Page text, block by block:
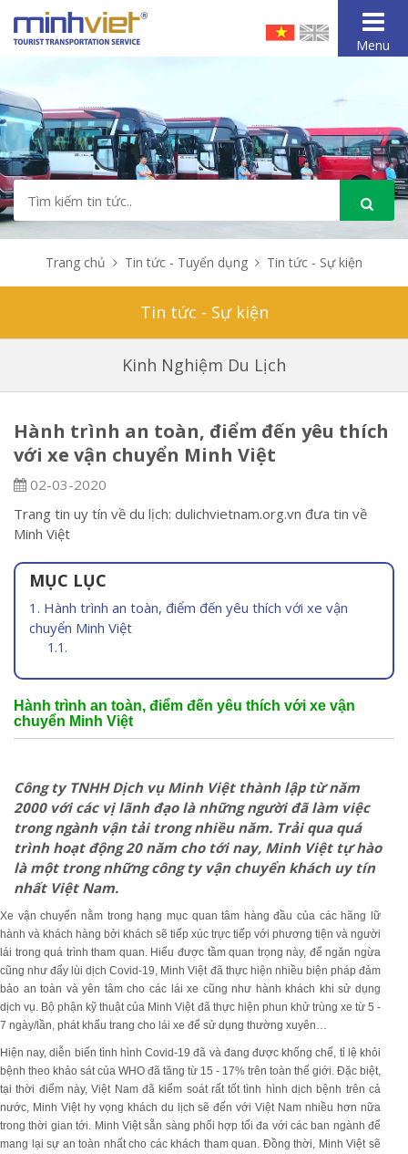
Menu
Trang chủ Tin tức - Tuyển dụng Tin tức - Sự kiện
Tin tức - Sự kiện
Kinh Nghiệm Du Lịch
Hành trình an toàn, điểm đến yêu thích
với xe vận chuyển Minh Việt
02-03-2020
Trang tin uy tín về du lịch: dulichvietnam.org.vn đưa tin về
Minh Việt
MỤC LỤC
Hành trình an toàn, điểm đến yêu thích với xe vận
chuyển Minh Việt
Hành trình an toàn, điểm đến yêu thích với xe vận
chuyển Minh Việt
Công ty TNHH Dịch vụ Minh Việt thành lập từ năm
2000 với các vị lãnh đạo là những người đã làm việc
trong ngành vận tải trong nhiều năm. Trải qua quá
trình hoạt động 20 năm cho tới nay, Minh Việt tự hào
là một trong những công ty vận chuyển khách uy tín
nhất Việt Nam.
Xe vận chuyển nằm trong hạng mục quan tâm hàng đầu của các hãng lữ
hành và khách hàng bởi khách sẽ tiếp xúc trực tiếp với phương tiện và người
lái trong quá trình tham quan. Hiểu được tầm quan trọng này, để ngăn ngừa
cũng như đẩy lùi dịch Covid-19, Minh Việt đã thực hiện nhiều biện pháp đảm
bảo an toàn và yên tâm cho các lái xe cũng như hành khách khi sử dụng
dịch vụ. Bộ phận kỹ thuật của Minh Việt đã thực hiện phun khử trùng xe từ 5 -
7 ngày/lần, phát khẩu trang cho lái xe để sử dụng thường xuyên…
Hiện nay, diễn biến tình hình Covid-19 đã và đang được khống chế, tỉ lệ khỏi
bệnh theo khảo sát của WHO đã tăng từ 15 - 17% trên toàn thế giới. Đặc biệt,
tại thời điểm này, Việt Nam đã kiểm soát rất tốt tình hình dịch bệnh trên cả
nước, Minh Việt hy vọng khách du lịch sẽ đến với Việt Nam nhiều hơn nữa
trong thời gian tới. Minh Việt sẵn sàng phối hợp tối đa với các ban ngành để
mang lại sự an toàn nhất cho các khách tham quan. Đồng thời, Minh Việt sẽ